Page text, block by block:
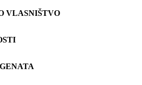
VLASNIŠTVO